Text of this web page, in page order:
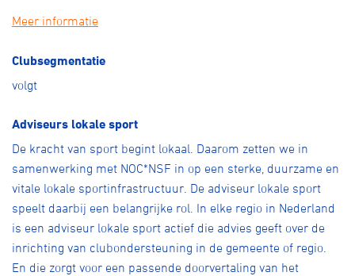
Meer informatie
Clubsegmentatie
volgt
Adviseurs lokale sport
De kracht van sport begint lokaal. Daarom zetten we in
samenwerking met NOC*NSF in op een sterke, duurzame en
vitale lokale sportinfrastructuur. De adviseur lokale sport
speelt daarbij een belangrijke rol. In elke regio in Nederland
is een adviseur lokale sport actief die advies geeft over de
inrichting van clubondersteuning in de gemeente of regio.
En die zorgt voor een passende doorvertaling van het